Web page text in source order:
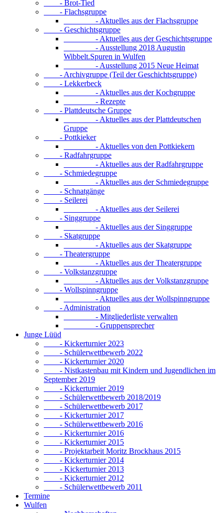
- Brot-Tied
- Flachsgruppe
- Aktuelles aus der Flachsgruppe
- Geschichtsgruppe
- Aktuelles aus der Geschichtsgruppe
- Ausstellung 2018 Augustin
Wibbelt.Spuren in Wulfen
- Ausstellung 2015 Neue Heimat
- Archivgruppe (Teil der Geschichtsgruppe)
- Lekkerbeck
- Aktuelles aus der Kochgruppe
- Rezepte
- Plattdeutsche Gruppe
- Aktuelles aus der Plattdeutschen
Gruppe
- Pottkieker
- Aktuelles von den Pottkiekern
- Radfahrgruppe
- Aktuelles aus der Radfahrgruppe
- Schmiedegruppe
- Aktuelles aus der Schmiedegruppe
- Schnatgänge
- Seilerei
- Aktuelles aus der Seilerei
- Singgruppe
- Aktuelles aus der Singgruppe
- Skatgruppe
- Aktuelles aus der Skatgruppe
- Theatergruppe
- Aktuelles aus der Theatergruppe
- Volkstanzgruppe
- Aktuelles aus der Volkstanzgruppe
- Wollspinngruppe
- Aktuelles aus der Wollspinngruppe
- Administration
- Mitgliederliste verwalten
- Gruppensprecher
Junge Lüüd
- Kickerturnier 2023
- Schülerwettbewerb 2022
- Kickerturnier 2020
- Nistkastenbau mit Kindern und Jugendlichen im
September 2019
- Kickerturnier 2019
- Schülerwettbewerb 2018/2019
- Schülerwettbewerb 2017
- Kickerturnier 2017
- Schülerwettbewerb 2016
- Kickerturnier 2016
- Kickerturnier 2015
- Projektarbeit Moritz Brockhaus 2015
- Kickerturnier 2014
- Kickerturnier 2013
- Kickerturnier 2012
- Schülerwettbewerb 2011
Termine
Wulfen